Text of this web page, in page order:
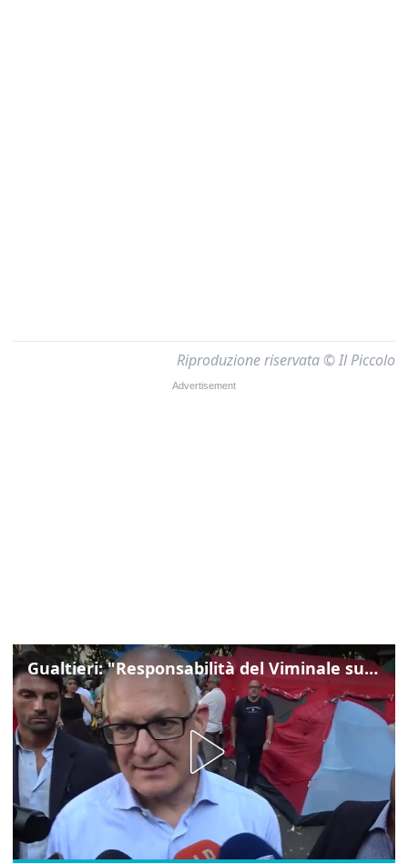
Riproduzione riservata © Il Piccolo
Gualtieri: "Responsabilità del Viminale su Spin Time? La posizione dei partiti è nota"